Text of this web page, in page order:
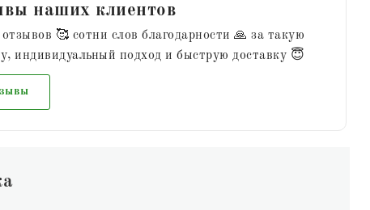
наших клиентов
🥰 сотни слов благодарности 🙏 за такую
индивидуальный подход и быструю доставку 😇